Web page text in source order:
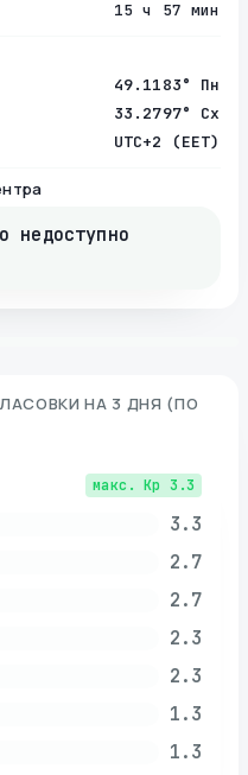
15 ч 57 мин
49.1183° Пн
33.2797° Сх
UTC+2 (EET)
недоступно
НА 3 ДНЯ (ПО
макс. Kp 3.3
3.3
2.7
2.7
2.3
2.3
1.3
1.3